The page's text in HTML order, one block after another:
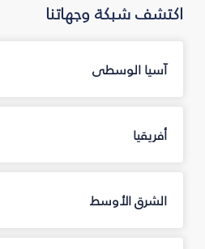
اكتشف شبكة وجهاتنا
آسيا الوسطى
أفريقيا
الشرق الأوسط